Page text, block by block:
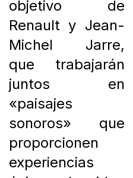
objetivo de
Renault y Jean-
Michel Jarre,
que trabajarán
juntos en
«paisajes
sonoros» que
proporcionen
experiencias